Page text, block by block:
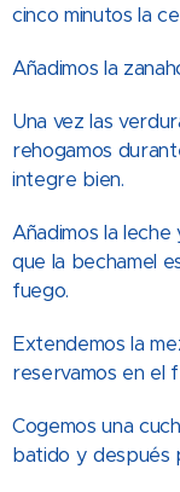
cinco minutos la
Añadimos la
Una vez las
rehogamos
integre bien.
Añadimos la
que la bechamel
fuego.
Extendemos la
reservamos en el
Cogemos una
batido y después